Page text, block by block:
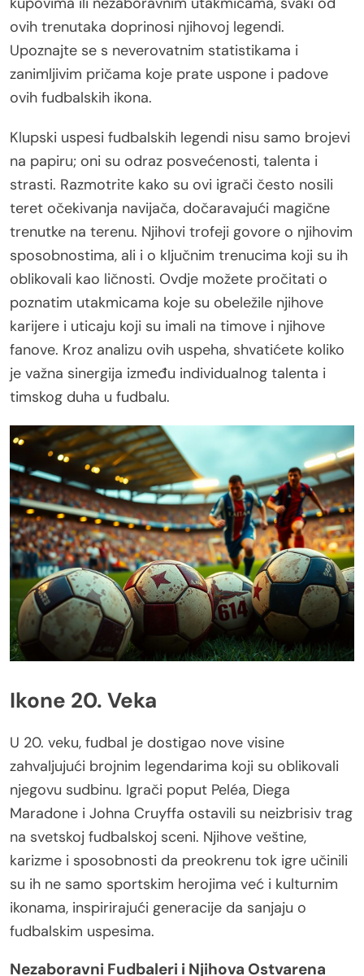
ovih trenutaka doprinosi njihovoj legendi.
Upoznajte se s neverovatnim statistikama i
zanimljivim pričama koje prate uspone i padove
ovih fudbalskih ikona.
Klupski uspesi fudbalskih legendi nisu samo brojevi
na papiru; oni su odraz posvećenosti, talenta i
strasti. Razmotrite kako su ovi igrači često nosili
teret očekivanja navijača, dočaravajući magične
trenutke na terenu. Njihovi trofeji govore o njihovim
sposobnostima, ali i o ključnim trenucima koji su ih
oblikovali kao ličnosti. Ovdje možete pročitati o
poznatim utakmicama koje su obeležile njihove
karijere i uticaju koji su imali na timove i njihove
fanove. Kroz analizu ovih uspeha, shvatićete koliko
je važna sinergija između individualnog talenta i
timskog duha u fudbalu.
Ikone 20. Veka
U 20. veku, fudbal je dostigao nove visine
zahvaljujući brojnim legendarima koji su oblikovali
njegovu sudbinu. Igrači poput Peléa, Diega
Maradone i Johna Cruyffa ostavili su neizbrisiv trag
na svetskoj fudbalskoj sceni. Njihove veštine,
karizme i sposobnosti da preokrenu tok igre učinili
su ih ne samo sportskim herojima već i kulturnim
ikonama, inspirirajući generacije da sanjaju o
fudbalskim uspesima.
Nezaboravni Fudbaleri i Njihova Ostvarena